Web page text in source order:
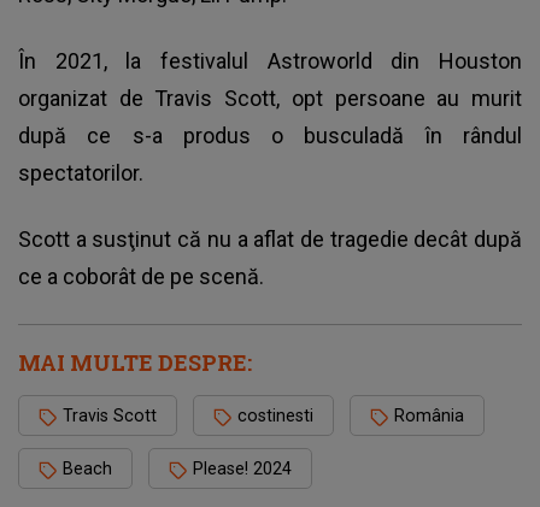
În 2021, la festivalul Astroworld din Houston
organizat de Travis Scott, opt persoane au murit
după ce s-a produs o busculadă în rândul
spectatorilor.
Scott a susţinut că nu a aflat de tragedie decât după
ce a coborât de pe scenă.
MAI MULTE DESPRE:
Travis Scott costinesti România
Beach Please! 2024